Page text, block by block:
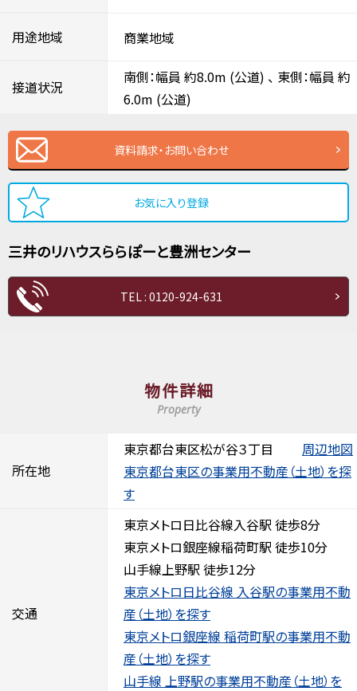
用途地域 商業地域
接道状況
南側：幅員 約8.0m (公道) 、 東側：幅員 約
6.0m (公道)
資料請求・お問い合わせ
お気に入り登録
三井のリハウスららぽーと豊洲センター
TEL : 0120-924-631
物件詳細
Property
所在地
東京都台東区松が谷３丁目
周辺地図
東京都台東区の事業用不動産（土地）を探
す
交通
東京メトロ日比谷線入谷駅 徒歩8分
東京メトロ銀座線稲荷町駅 徒歩10分
山手線上野駅 徒歩12分
東京メトロ日比谷線 入谷駅の事業用不動
産（土地）を探す
東京メトロ銀座線 稲荷町駅の事業用不動
産（土地）を探す
山手線 上野駅の事業用不動産（土地）を